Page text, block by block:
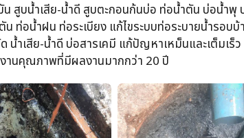
สูบน้ำเสีย​-น้ำดี​ สูบตะกอนก้นบ่อ​ ท่อน้ำตัน​ บ่อน้ำ
ท่อน้ำฝน​ ท่อระเบียง​ แก้ไขระบบท่อระบายน้ำ​รอ
น้ำเสีย​-น้ำดี​ บ่อสารเคมี​ แก้ปัญหา​เหม็นและเต็มเร็
านคุณภาพ​ที่มีผลงานมากกว่า​ 20​ ปี​